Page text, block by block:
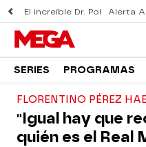
El increíble Dr. Pol Alerta
SERIES PROGRAMAS
FLORENTINO PÉREZ
"Igual hay que
quién es el Real